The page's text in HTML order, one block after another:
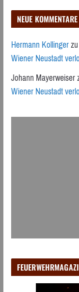
NEUE KOMMENTARE
Hermann Kollingerzu
Wiener Neustadt
Johann Mayerweiser
Wiener Neustadt